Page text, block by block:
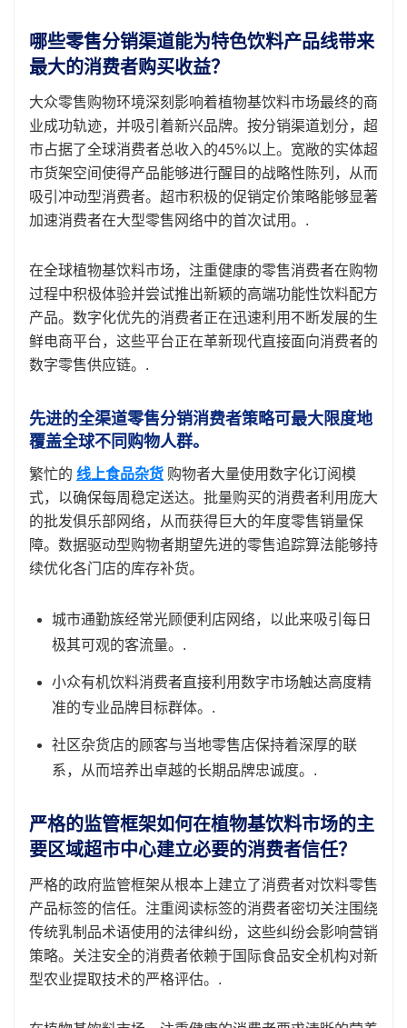
哪些零售分销渠道能为特色饮料产品线带来
最大的消费者购买收益？
大众零售购物环境深刻影响着植物基饮料市场最终的商
业成功轨迹，并吸引着新兴品牌。按分销渠道划分，超
市占据了全球消费者总收入的45%以上。宽敞的实体超
市货架空间使得产品能够进行醒目的战略性陈列，从而
吸引冲动型消费者。超市积极的促销定价策略能够显著
加速消费者在大型零售网络中的首次试用。.
在全球植物基饮料市场，注重健康的零售消费者在购物
过程中积极体验并尝试推出新颖的高端功能性饮料配方
产品。数字化优先的消费者正在迅速利用不断发展的生
鲜电商平台，这些平台正在革新现代直接面向消费者的
数字零售供应链。.
先进的全渠道零售分销消费者策略可最大限度地
覆盖全球不同购物人群。
繁忙的 线上食品杂货 购物者大量使用数字化订阅模
式，以确保每周稳定送达。批量购买的消费者利用庞大
的批发俱乐部网络，从而获得巨大的年度零售销量保
障。数据驱动型购物者期望先进的零售追踪算法能够持
续优化各门店的库存补货。
城市通勤族经常光顾便利店网络，以此来吸引每日
极其可观的客流量。.
小众有机饮料消费者直接利用数字市场触达高度精
准的专业品牌目标群体。.
社区杂货店的顾客与当地零售店保持着深厚的联
系，从而培养出卓越的长期品牌忠诚度。.
严格的监管框架如何在植物基饮料市场的主
要区域超市中心建立必要的消费者信任？
严格的政府监管框架从根本上建立了消费者对饮料零售
产品标签的信任。注重阅读标签的消费者密切关注围绕
传统乳制品术语使用的法律纠纷，这些纠纷会影响营销
策略。关注安全的消费者依赖于国际食品安全机构对新
型农业提取技术的严格评估。.